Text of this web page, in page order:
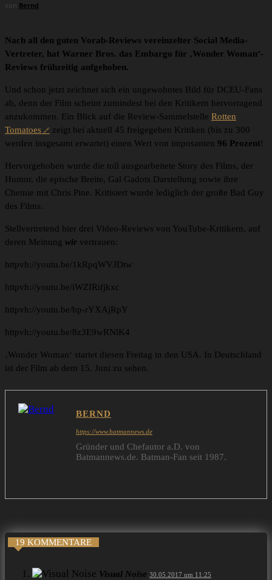
von Bernd
Nach all den guten Vorab-Reviews vereinzelter Social Media-
Vertreter, hat Warner Bros. das Embargo für ‚Wonder Woman‘-
Reviews frühzeitig aufgehoben.
Und schon jetzt zeichnet sich ein ungewohntes Bild für DCEU-Fans
ab, denn der Film scheint zumindest bei den Kritikern hervorragend
anzukommen. Ein Blick auf die Review-Sammelstelle Rotten
Tomatoes
zeigt bei aktuell 45 freigegeben Kritiken (bis zu 300
werden insgesamt erwartet) einen Wert von imposanten 96 Prozent!
Hervorgehoben wurde die toll ausgearbeitete Story des Films, der
Humor, die epische Breite, Gal Gadots Darstellung sowie ihre
Chemie mit Chris Pine. Kritisiert wurde lediglich der große Bad Guy
des Films.
Stellvertretend hier drei Video-Reviews von YouTube-Kritikern, auf
deren Meinung wir vertrauen:
httpvh://youtu.be/1kRpqWVJDtw
httpvh://youtu.be/iWZIRifjkxc
httpvh://youtu.be/bp-rYXAjRpY
httpvh://youtu.be/8z3E9wRNlK4
‚Wonder Woman‘ startet diesen Freitag in den USA. In Deutschland
ist der Film ab dem 15. Juni zu sehen.
BERND
https://www.batmannews.de
Gründer und Chefautor a.D. von
Batmannews.de. Batman-Fan seit 1987.
19 KOMMENTARE
Visual Noise 30.05.2017 um 11:25